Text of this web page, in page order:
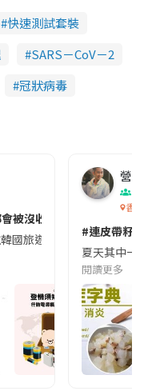
快速測試套裝
SARS－CoV－2
冠狀病毒
被沒收😱出發前切記檢查
韓國旅遊的民眾，近期要
營養
香港
#連皮帶籽
夏天其中一
閱讀更多